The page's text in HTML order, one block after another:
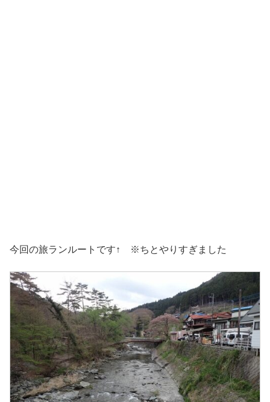
今回の旅ランルートです↑ ※ちとやりすぎました